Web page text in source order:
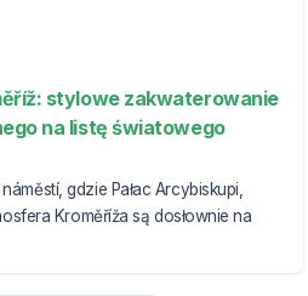
stylowe zakwaterowanie
na listę światowego
gdzie Pałac Arcybiskupi,
Kroměříža są dosłownie na